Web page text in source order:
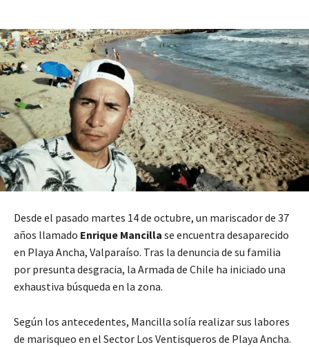
Desde el pasado martes 14 de octubre, un mariscador de 37
años llamado Enrique Mancilla se encuentra desaparecido
en Playa Ancha, Valparaíso. Tras la denuncia de su familia
por presunta desgracia, la Armada de Chile ha iniciado una
exhaustiva búsqueda en la zona.
Según los antecedentes, Mancilla solía realizar sus labores
de marisqueo en el Sector Los Ventisqueros de Playa Ancha.